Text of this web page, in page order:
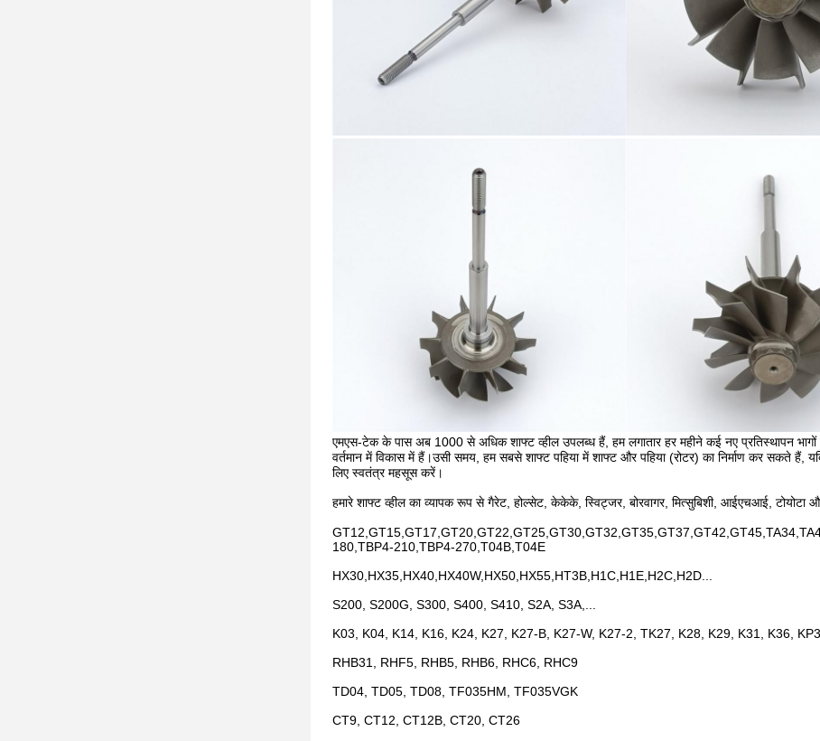
एमएस-टेक के पास अब 1000 से अधिक शाफ्ट व्हील उपलब्ध हैं, हम लगातार हर महीने कई नए प्रतिस्थापन
वर्तमान में विकास में हैं।उसी समय, हम सबसे शाफ्ट पहिया में शाफ्ट और पहिया (रोटर) का निर्माण कर सकते
लिए स्वतंत्र महसूस करें।
हमारे शाफ्ट व्हील का व्यापक रूप से गैरेट, होल्सेट, केकेके, स्विट्जर, बोरवागर, मित्सुबिशी, आईएचआई, टोयोटा और
180,TBP4-210,TBP4-270,T04B,T04E
HX30,HX35,HX40,HX40W,HX50,HX55,HT3B,H1C,H1E,H2C,H2D...
S200, S200G, S300, S400, S410, S2A, S3A,...
K03, K04, K14, K16, K24, K27, K27-B, K27-W, K27-2, TK27, K28, K29, K31, K36,
RHB31, RHF5, RHB5, RHB6, RHC6, RHC9
TD04, TD05, TD08, TF035HM, TF035VGK
CT9, CT12, CT12B, CT20, CT26